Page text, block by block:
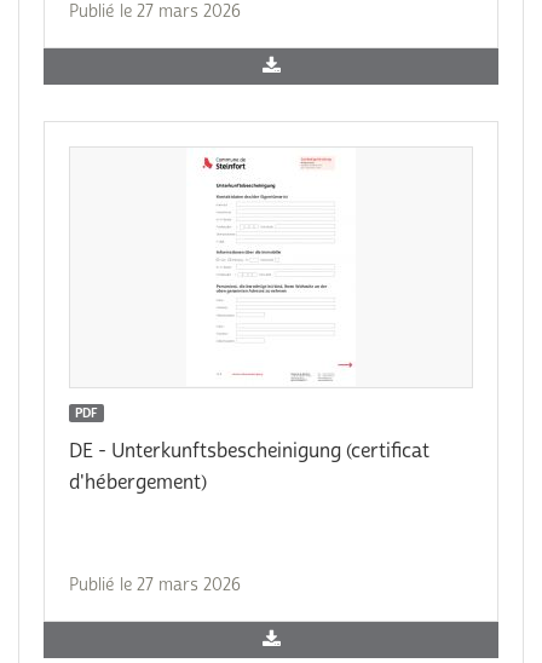
Publié le 27 mars 2026
PDF
DE - Unterkunftsbescheinigung (certificat
d'hébergement)
Publié le 27 mars 2026